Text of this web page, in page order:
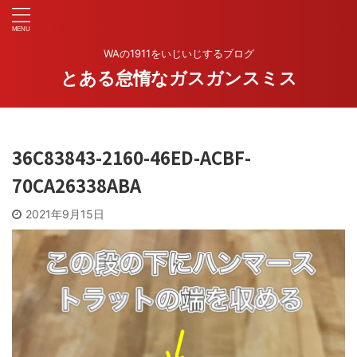
WAの1911をいじいじするブログ
とある怠惰なガスガンスミス
36C83843-2160-46ED-ACBF-
70CA26338ABA
2021年9月15日